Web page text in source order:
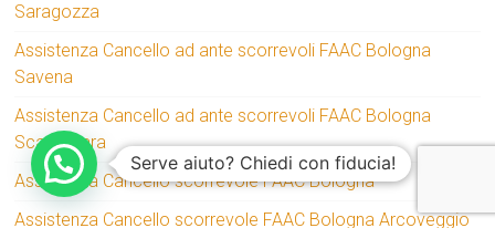
Saragozza
Assistenza Cancello ad ante scorrevoli FAAC Bologna
Savena
Assistenza Cancello ad ante scorrevoli FAAC Bologna
Scandellara
Assistenza Cancello scorrevole FAAC Bologna
Assistenza Cancello scorrevole FAAC Bologna Arcoveggio
Serve aiuto? Chiedi con fiducia!